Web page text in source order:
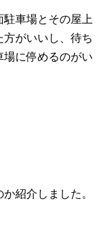
車場とその屋上
がいいし、待ち
場に停めるのがい
紹介しました。